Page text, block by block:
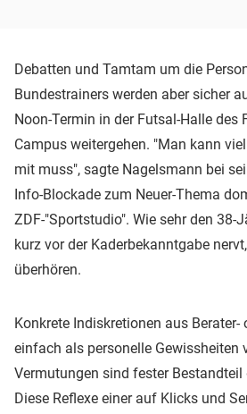
Debatten und Tamtam um die
Bundestrainers werden aber sicher
Noon-Termin in der Futsal-Halle des
Campus weitergehen. "Man kann
mit muss", sagte Nagelsmann bei
Info-Blockade zum Neuer-Thema
ZDF-"Sportstudio". Wie sehr den 38-
kurz vor der Kaderbekanntgabe
überhören.
Konkrete Indiskretionen aus Berater-
einfach als personelle Gewissheiten
Vermutungen sind fester Bestandteil
Diese Reflexe einer auf Klicks und